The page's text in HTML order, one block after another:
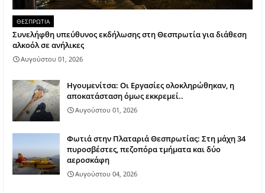
ΘΕΣΠΡΩΤΙΑ
Συνελήφθη υπεύθυνος εκδήλωσης στη Θεσπρωτία για διάθεση
αλκοόλ σε ανήλικες
Αυγούστου 01, 2026
Ηγουμενίτσα: Οι Εργασίες ολοκληρώθηκαν, η
αποκατάσταση όμως εκκρεμεί..
Αυγούστου 01, 2026
Φωτιά στην Πλαταριά Θεσπρωτίας: Στη μάχη 34
πυροσβέστες, πεζοπόρα τμήματα και δύο
αεροσκάφη
Αυγούστου 04, 2026